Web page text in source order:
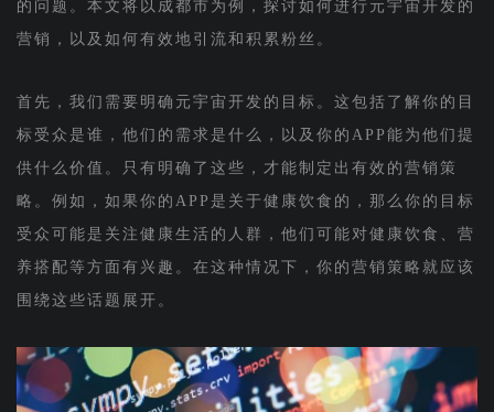
的问题。本文将以成都市为例，探讨如何进行元宇宙开发的
营销，以及如何有效地引流和积累粉丝。
首先，我们需要明确元宇宙开发的目标。这包括了解你的目
标受众是谁，他们的需求是什么，以及你的APP能为他们提
供什么价值。只有明确了这些，才能制定出有效的营销策
略。例如，如果你的APP是关于健康饮食的，那么你的目标
受众可能是关注健康生活的人群，他们可能对健康饮食、营
养搭配等方面有兴趣。在这种情况下，你的营销策略就应该
围绕这些话题展开。